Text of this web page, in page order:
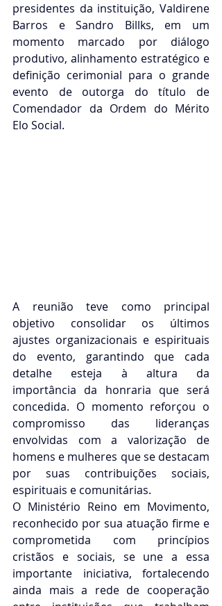
presidentes da instituição, Valdirene
Barros e Sandro Billks, em um
momento marcado por diálogo
produtivo, alinhamento estratégico e
definição cerimonial para o grande
evento de outorga do título de
Comendador da Ordem do Mérito
Elo Social.
A reunião teve como principal
objetivo consolidar os últimos
ajustes organizacionais e espirituais
do evento, garantindo que cada
detalhe esteja à altura da
importância da honraria que será
concedida. O momento reforçou o
compromisso das lideranças
envolvidas com a valorização de
homens e mulheres que se destacam
por suas contribuições sociais,
espirituais e comunitárias.
O Ministério Reino em Movimento,
reconhecido por sua atuação firme e
comprometida com princípios
cristãos e sociais, se une a essa
importante iniciativa, fortalecendo
ainda mais a rede de cooperação